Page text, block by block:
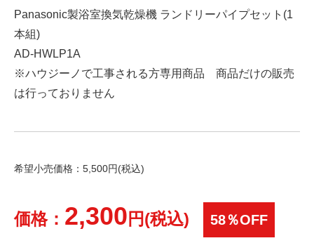
Panasonic製浴室換気乾燥機 ランドリーパイプセット(1
本組)
AD-HWLP1A
※ハウジーノで工事される方専用商品 商品だけの販売
は行っておりません
希望小売価格：5,500円(税込)
価格： 2,300 円(税込) 58％OFF